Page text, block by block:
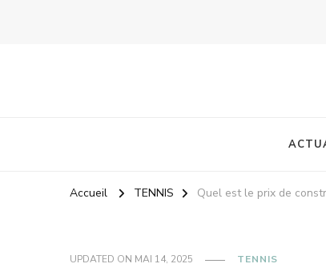
Accueil TENNIS Quel est le prix de
UPDATED ON MAI 14, 2025 TENNIS